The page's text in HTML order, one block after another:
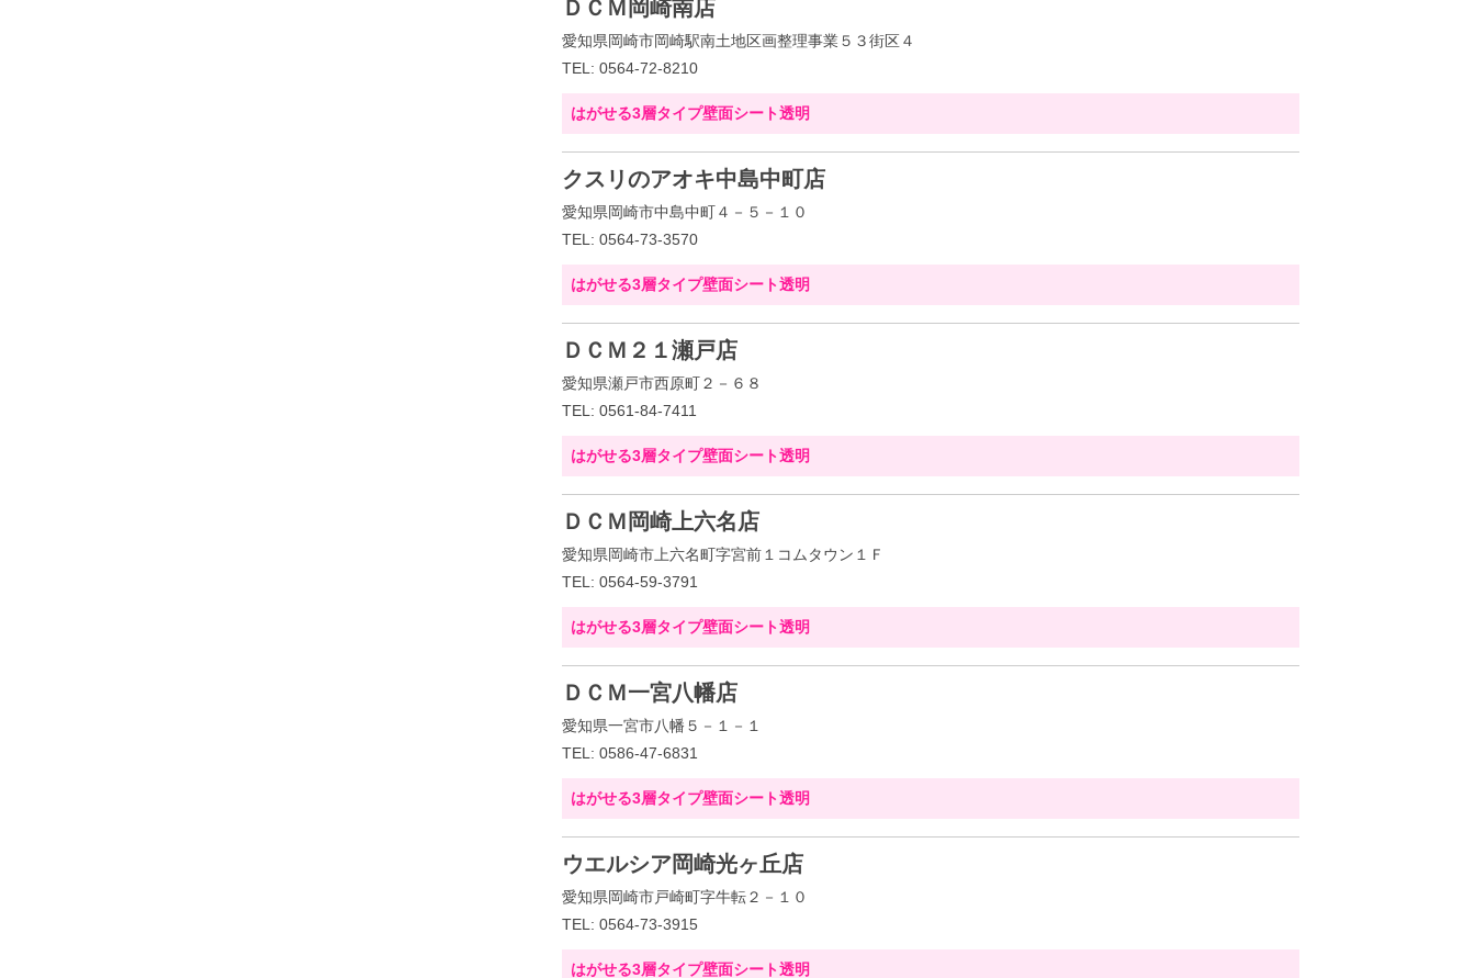
ＤＣＭ岡崎南店
愛知県岡崎市岡崎駅南土地区画整理事業５３街区４
TEL: 0564-72-8210
はがせる3層タイプ壁面シート透明
クスリのアオキ中島中町店
愛知県岡崎市中島中町４－５－１０
TEL: 0564-73-3570
はがせる3層タイプ壁面シート透明
ＤＣＭ２１瀬戸店
愛知県瀬戸市西原町２－６８
TEL: 0561-84-7411
はがせる3層タイプ壁面シート透明
ＤＣＭ岡崎上六名店
愛知県岡崎市上六名町字宮前１コムタウン１Ｆ
TEL: 0564-59-3791
はがせる3層タイプ壁面シート透明
ＤＣＭ一宮八幡店
愛知県一宮市八幡５－１－１
TEL: 0586-47-6831
はがせる3層タイプ壁面シート透明
ウエルシア岡崎光ヶ丘店
愛知県岡崎市戸崎町字牛転２－１０
TEL: 0564-73-3915
はがせる3層タイプ壁面シート透明